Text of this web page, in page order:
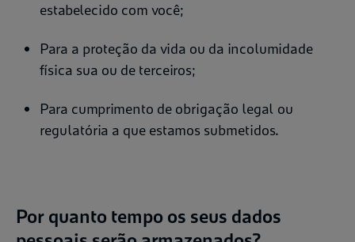
estabelecido com você;
Para a proteção da vida ou da incolumidade
física sua ou de terceiros;
Para cumprimento de obrigação legal ou
regulatória a que estamos submetidos.
Por quanto tempo os seus dados